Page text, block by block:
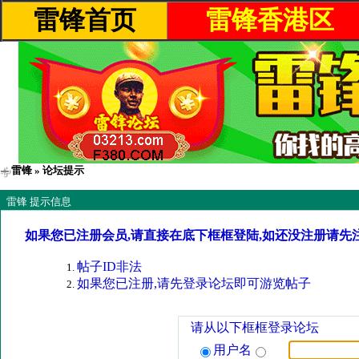
雷锋首页 雷锋香港区
雷锋 » 论坛提示
雷锋 提示信息
如果您已注册会员,请直接在底下框框登陆,如还没注册请先
帖子ID非法
如果您已注册,请先登录论坛即可游览帖子
请从以下框框登录论坛
用户名